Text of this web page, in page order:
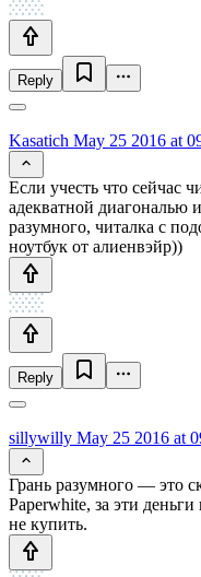
Reply
Kasatich May 25 2016 at
Если учесть что сейчас
адекватной диагональю
разумного, читалка с
ноутбук от алиенвэйр))
Reply
sillywilly May 25 2016 at
Грань разумного — это
Paperwhite, за эти
не купить.